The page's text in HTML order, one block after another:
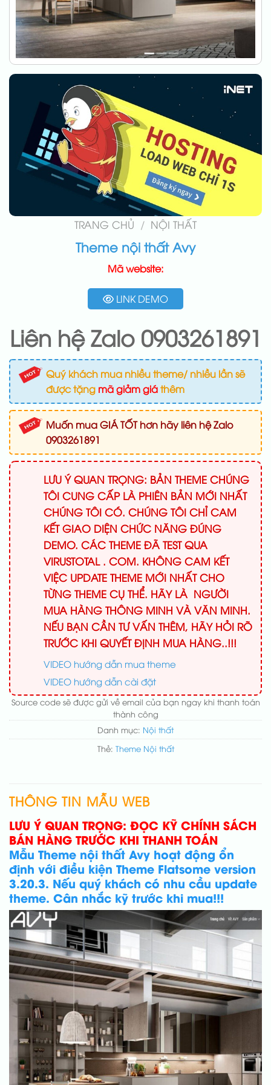
TRANG CHỦ / NỘI THẤT
Theme nội thất Avy
Mã website:
LINK DEMO
Liên hệ Zalo 0903261891
Quý khách mua nhiều theme/ nhiều lần sẽ
được tặng mã giảm giáthêm
Muốn mua GIÁ TỐT hơn hãy liên hệ Zalo
0903261891
LƯU Ý QUAN TRỌNG: BẢN THEME CHÚNG
TÔI CUNG CẤP LÀ PHIÊN BẢN MỚI NHẤT
CHÚNG TÔI CÓ. CHÚNG TÔI CHỈ CAM
KẾT GIAO DIỆN CHỨC NĂNG ĐÚNG
DEMO. CÁC THEME ĐÃ TEST QUA
VIRUSTOTAL . COM. KHÔNG CAM KẾT
VIỆC UPDATE THEME MỚI NHẤT CHO
TỪNG THEME CỤ THỂ. HÃY LÀ NGƯỜI
MUA HÀNG THÔNG MINH VÀ VĂN MINH.
NẾU BẠN CẦN TƯ VẤN THÊM, HÃY HỎI RÕ
TRƯỚC KHI QUYẾT ĐỊNH MUA HÀNG..!!!
VIDEO hướng dẫn mua theme
VIDEO hướng dẫn cài đặt
Source code sẽ được gửi về email của bạn ngay khi thanh toán
thành công
Danh mục: Nội thất
Thẻ: Theme Nội thất
THÔNG TIN MẪU WEB
LƯU Ý QUAN TRỌNG: ĐỌC KỸ CHÍNH SÁCH
BÁN HÀNG TRƯỚC KHI THANH TOÁN
Mẫu Theme nội thất Avy hoạt động ổn
định với điều kiện Theme Flatsome version
3.20.3. Nếu quý khách có nhu cầu update
theme. Cân nhắc kỹ trước khi mua!!!